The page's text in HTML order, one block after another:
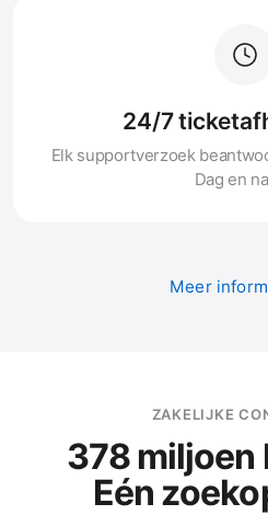
24/7
Elk supportverzoek
Dag en
Meer
ZAKELIJKE
378 miljoen
Eén